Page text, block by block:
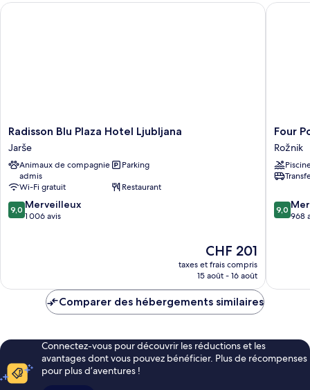
King
Radisson
Blu
Plaza
Hotel
Ljubljana
Jarše
Radisson Blu Plaza Hotel Ljubljana
Jarše
Animaux de compagnie
admis
Parking
Wi-Fi gratuit
Restaurant
9.0
sur
9,0 Merveilleux
1 006 avis
Le
nouveau
prix
de
CHF 201
taxes et frais compris
15 août - 16 août
Radisson Blu Plaza Hotel Ljubljana
Four
Points
by
Ljubljana
Rožnik
Four
Rožnik
9.0
sur
9,0
968
Four
Comparer des hébergements similaires
Connectez-vous pour découvrir les réductions et les
avantages dont vous pouvez bénéficier. Plus de récompenses
pour plus d’aventures !